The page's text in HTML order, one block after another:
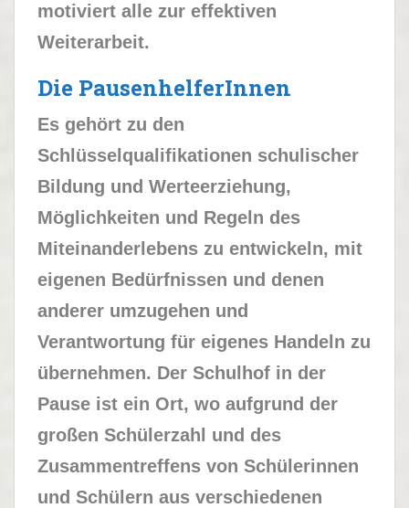
motiviert alle zur effektiven
Weiterarbeit.
Die PausenhelferInnen
Es gehört zu den
Schlüsselqualifikationen schulischer
Bildung und Werteerziehung,
Möglichkeiten und Regeln des
Miteinanderlebens zu entwickeln, mit
eigenen Bedürfnissen und denen
anderer umzugehen und
Verantwortung für eigenes Handeln zu
übernehmen. Der Schulhof in der
Pause ist ein Ort, wo aufgrund der
großen Schülerzahl und des
Zusammentreffens von Schülerinnen
und Schülern aus verschiedenen